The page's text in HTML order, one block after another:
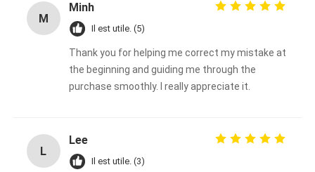
M
Minh
Il est utile. (5)
Thank you for helping me correct my mistake at
the beginning and guiding me through the
purchase smoothly. I really appreciate it.
L
Lee
Il est utile. (3)